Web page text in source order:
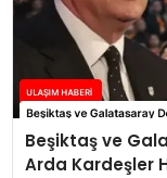
Beşiktaş ve
Arda Kardeşler